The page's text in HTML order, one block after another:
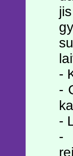
-
-
-
-